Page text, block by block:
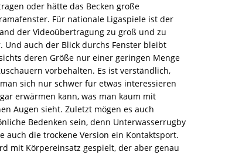
oder hätte das Becken große
Für nationale Ligaspiele ist der
der Videoübertragung zu groß und zu
Und auch der Blick durchs Fenster bleibt
deren Größe nur einer geringen Menge
vorbehalten. Es ist verständlich,
sich nur schwer für etwas interessieren
erwärmen kann, was man kaum mit
Augen sieht. Zuletzt mögen es auch
Bedenken sein, denn Unterwasserrugby
auch die trockene Version ein Kontaktsport.
mit Körpereinsatz gespielt, der aber genau